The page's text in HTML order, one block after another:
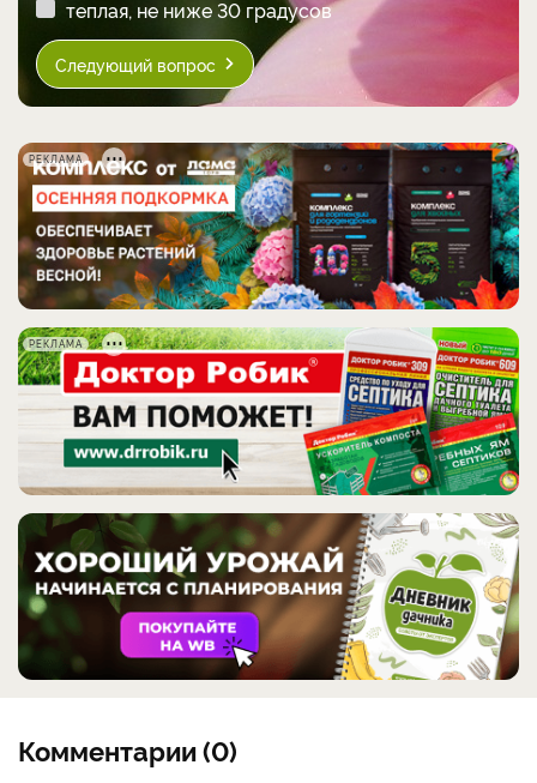
теплая, не ниже 30 градусов
Следующий вопрос
РЕКЛАМА
РЕКЛАМА
Комментарии (0)